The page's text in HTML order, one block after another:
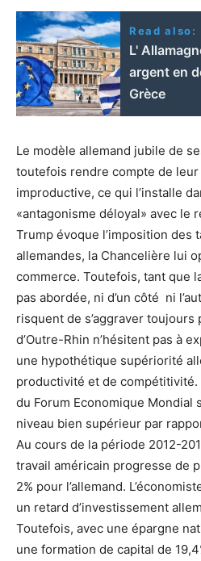
Read also:
L'
argent en
Grèce
Le modèle allemand jubile de
toutefois rendre compte de
improductive, ce qui l’installe
«antagonisme déloyal» avec le
Trump évoque l’imposition des
allemandes, la Chancelière lui
commerce. Toutefois, tant que
pas abordée, ni d’un côté ni
risquent de s’aggraver
d’Outre-Rhin n’hésitent pas à
une hypothétique supériorité
productivité et de
du Forum Economique Mondial
niveau bien supérieur par
Au cours de la période 2012-
travail américain progresse de
2% pour l’allemand.
un retard d’investissement
Toutefois, avec une épargne
une formation de capital de